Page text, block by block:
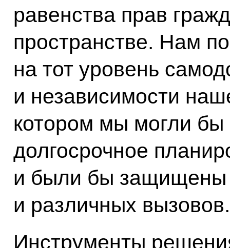
равенства прав
пространстве. Нам
на тот уровень
и независимости
котором мы могли бы
долгосрочное
и были бы защищены
и различных вызовов.
Инструменты